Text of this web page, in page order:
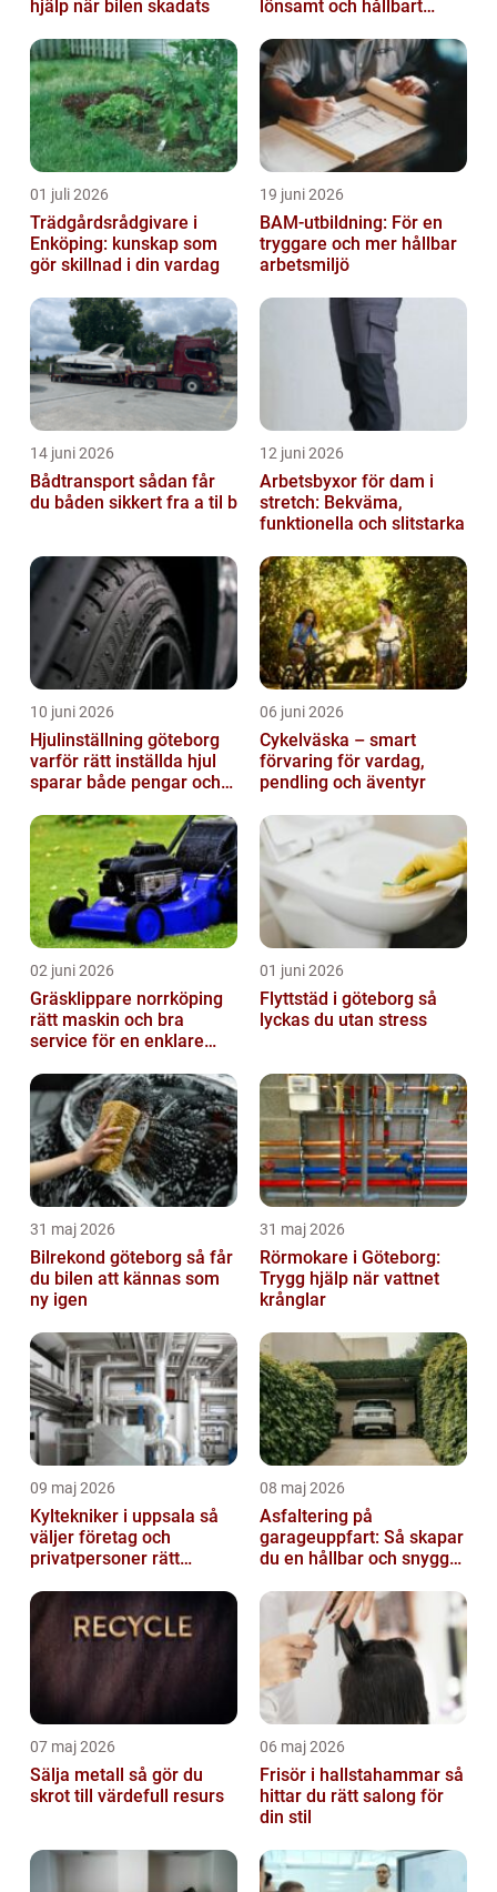
hjälp när bilen skadats
lönsamt och hållbart
01 juli 2026
Trädgårdsrådgivare i
Enköping: kunskap som
gör skillnad i din vardag
19 juni 2026
BAM-utbildning: För en
tryggare och mer hållbar
arbetsmiljö
14 juni 2026
Bådtransport sådan får
du båden sikkert fra a til b
12 juni 2026
Arbetsbyxor för dam i
stretch: Bekväma,
funktionella och slitstarka
10 juni 2026
Hjulinställning göteborg
varför rätt inställda hjul
sparar både pengar och
06 juni 2026
Cykelväska – smart
förvaring för vardag,
pendling och äventyr
02 juni 2026
Gräsklippare norrköping
rätt maskin och bra
service för en enklare
01 juni 2026
Flyttstäd i göteborg så
lyckas du utan stress
31 maj 2026
Bilrekond göteborg så får
du bilen att kännas som
ny igen
31 maj 2026
Rörmokare i Göteborg:
Trygg hjälp när vattnet
krånglar
09 maj 2026
Kyltekniker i uppsala så
väljer företag och
privatpersoner rätt
08 maj 2026
Asfaltering på
garageuppfart: Så skapar
du en hållbar och snygg
07 maj 2026
Sälja metall så gör du
skrot till värdefull resurs
06 maj 2026
Frisör i hallstahammar så
hittar du rätt salong för
din stil